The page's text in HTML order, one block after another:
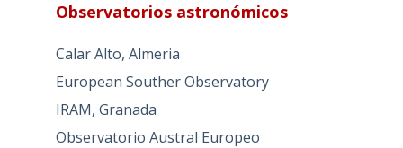
Observatorios astronómicos
Calar Alto, Almeria
European Souther Observatory
IRAM, Granada
Observatorio Austral Europeo